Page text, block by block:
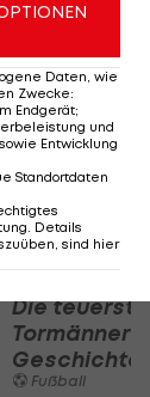
Die
Tormänner
Geschichte
Fußball
Daten, wie
Zwecke:
Endgerät;
und
Entwicklung
Standortdaten
Details
sind hier